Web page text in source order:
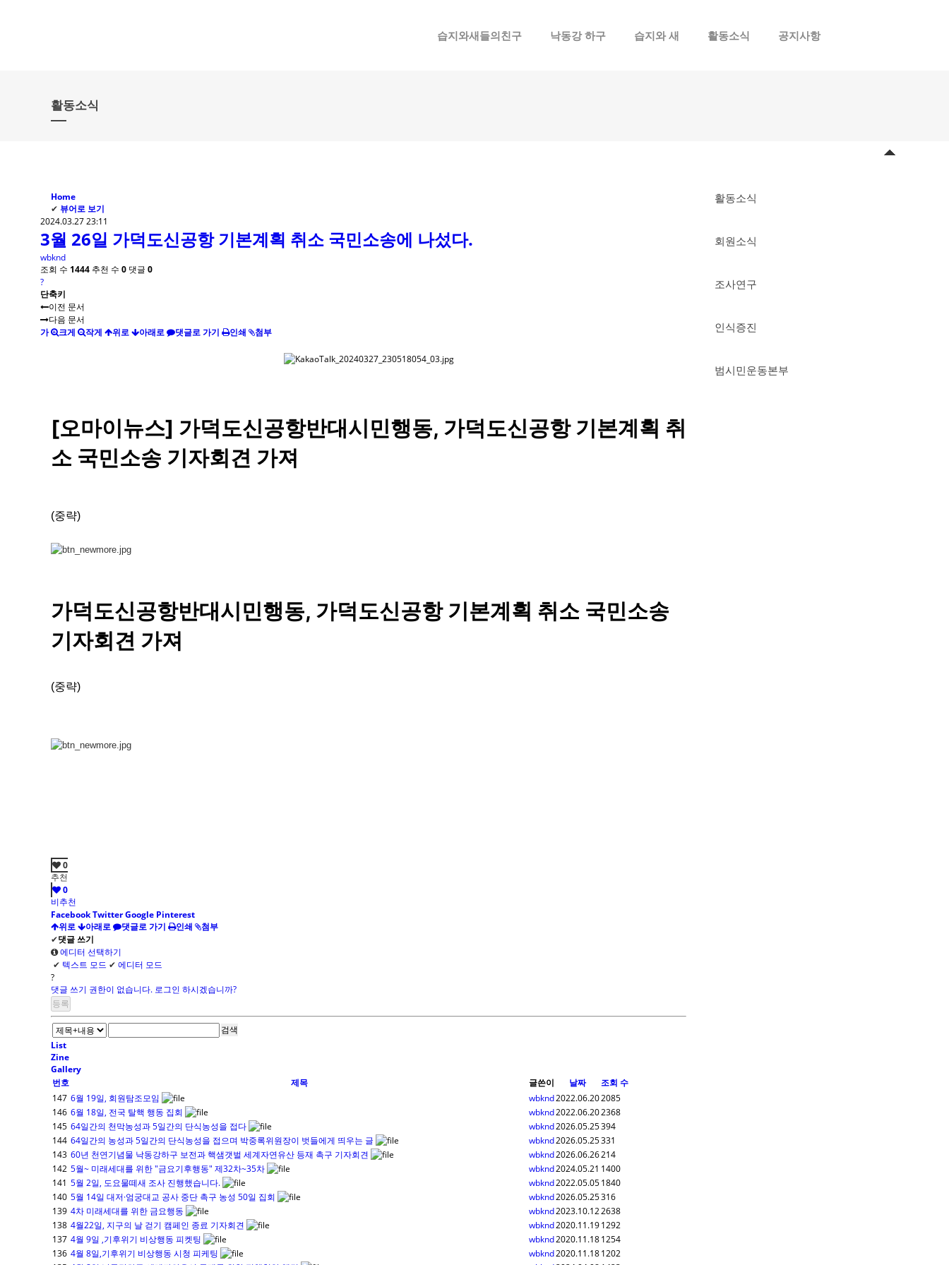
습지와새들의친구 낙동강 하구 습지와 새 활동소식 공지사항
활동소식
활동소식
회원소식
조사연구
인식증진
범시민운동본부
Home
✔ 뷰어로 보기
2024.03.27 23:11
3월 26일 가덕도신공항 기본계획 취소 국민소송에 나섰다.
wbknd
조회 수 1444 추천 수 0 댓글 0
?
단축키
이전 문서
다음 문서
가
크게 작게 위로 아래로 댓글로 가기 인쇄 첨부
[오마이뉴스] 가덕도신공항반대시민행동, 가덕도신공항 기본계획 취
소 국민소송 기자회견 가져
(중략)
가덕도신공항반대시민행동, 가덕도신공항 기본계획 취소 국민소송
기자회견 가져
(중략)
0
추천
0
비추천
FacebookTwitterGoogle Pinterest
위로
아래로 댓글로 가기 인쇄
첨부
✔댓글 쓰기
에디터 선택하기
✔ 텍스트 모드 ✔ 에디터 모드
?
댓글 쓰기 권한이 없습니다. 로그인 하시겠습니까?
검색
List
Zine
Gallery
번호
제목 글쓴이 날짜
조회 수
147 6월 19일, 회원탐조모임 wbknd2022.06.202085
146 6월 18일, 전국 탈핵 행동 집회 wbknd2022.06.202368
145 64일간의 천막농성과 5일간의 단식농성을 접다 wbknd2026.05.25394
144 64일간의 농성과 5일간의 단식농성을 접으며 박중록위원장이 벗들에게 띄우는 글 wbknd2026.05.25331
143 60년 천연기념물 낙동강하구 보전과 핵샘갯벌 세계자연유산 등재 촉구 기자회견 wbknd2026.06.26214
142 5월~ 미래세대를 위한 "금요기후행동" 제32차~35차 wbknd2024.05.21 1400
141 5월 2일, 도요물떼새 조사 진행했습니다. wbknd2022.05.051840
140 5월 14일 대저·엄궁대교 공사 중단 촉구 농성 50일 집회 wbknd2026.05.25316
139 4차 미래세대를 위한 금요행동 wbknd2023.10.122638
138 4월22일, 지구의 날 걷기 캠페인 종료 기자회견 wbknd2020.11.191292
137 4월 9일 ,기후위기 비상행동 피켓팅 wbknd2020.11.181254
136 4월 8일,기후위기 비상행동 시청 피케팅 wbknd2020.11.181202